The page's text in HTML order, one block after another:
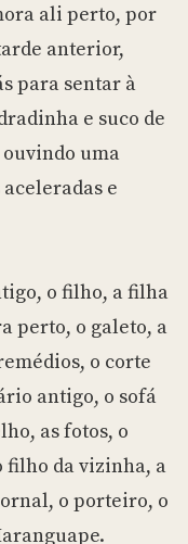
ali perto, por
anterior,
para sentar à
e suco de
ouvindo uma
e
o filho, a filha
perto, o galeto, a
o corte
antigo, o sofá
as fotos, o
filho da vizinha, a
o porteiro, o